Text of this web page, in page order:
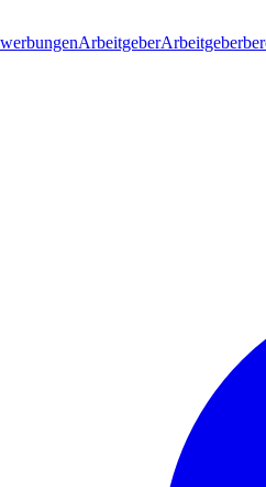
Arbeitgeber